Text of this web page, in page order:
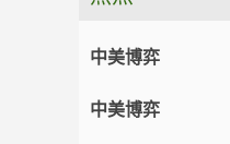
中美博弈
中美博弈